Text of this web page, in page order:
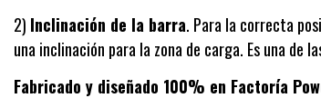
2) Inclinación de la barra. Para la correcta
una inclinación para la zona de carga. Es una
Fabricado y diseñado 100% en Factoría